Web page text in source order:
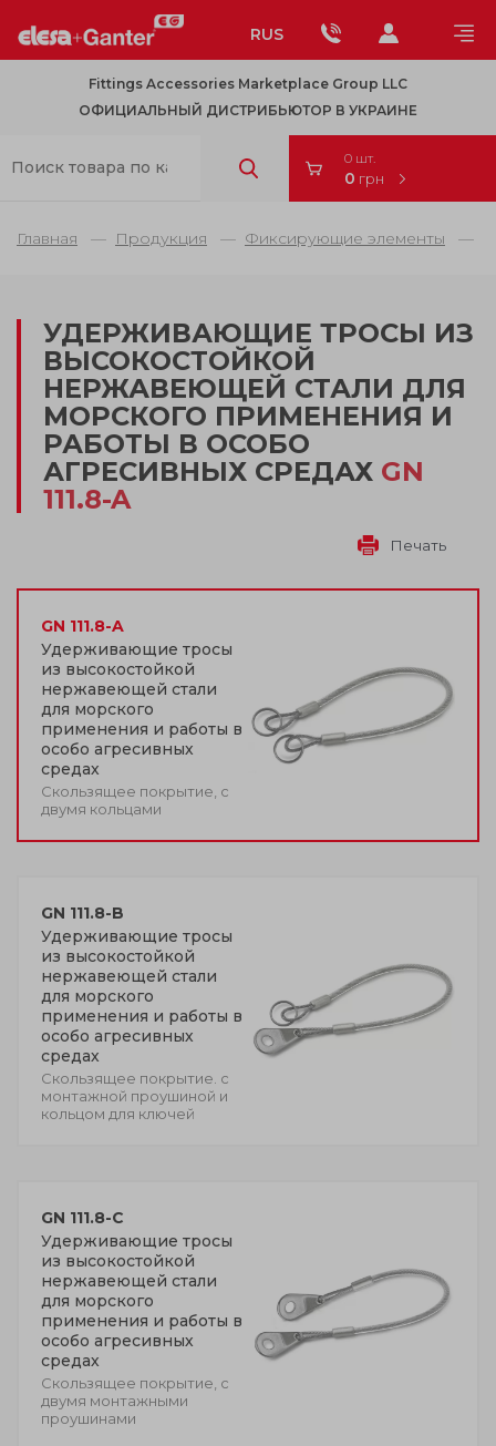
RUS
Fittings Accessories Marketplace Group LLC
ОФИЦИАЛЬНЫЙ ДИСТРИБЬЮТОР В УКРАИНЕ
0 шт.
0 грн
Главная Продукция Фиксирующие элементы
УДЕРЖИВАЮЩИЕ ТРОСЫ ИЗ
ВЫСОКОСТОЙКОЙ
НЕРЖАВЕЮЩЕЙ СТАЛИ ДЛЯ
МОРСКОГО ПРИМЕНЕНИЯ И
РАБОТЫ В ОСОБО
АГРЕСИВНЫХ СРЕДАХ GN
111.8-A
Печать
GN 111.8-A
Удерживающие тросы
из высокостойкой
нержавеющей стали
для морского
применения и работы в
особо агресивных
средах
Скользящее покрытие, с
двумя кольцами
GN 111.8-B
Удерживающие тросы
из высокостойкой
нержавеющей стали
для морского
применения и работы в
особо агресивных
средах
Скользящее покрытие. с
монтажной проушиной и
кольцом для ключей
GN 111.8-C
Удерживающие тросы
из высокостойкой
нержавеющей стали
для морского
применения и работы в
особо агресивных
средах
Скользящее покрытие, с
двумя монтажными
проушинами